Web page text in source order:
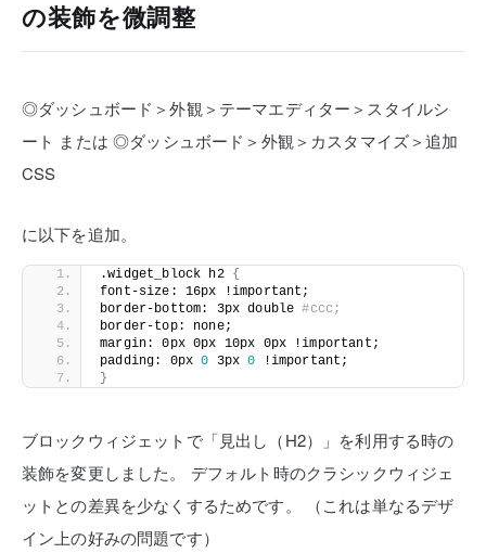
の装飾を微調整
◎ダッシュボード＞外観＞テーマエディター＞スタイルシ
ート または ◎ダッシュボード＞外観＞カスタマイズ＞追加
CSS
に以下を追加。
.widget_block h2 {
font-size: 16px !important;
border-bottom: 3px double #ccc;
border-top: none;
margin: 0px 0px 10px 0px !important;
padding: 0px 0 3px 0 !important;
}
ブロックウィジェットで「見出し（H2）」を利用する時の
装飾を変更しました。
デフォルト時のクラシックウィジェ
ットとの差異を少なくするためです。
（これは単なるデザ
イン上の好みの問題です）